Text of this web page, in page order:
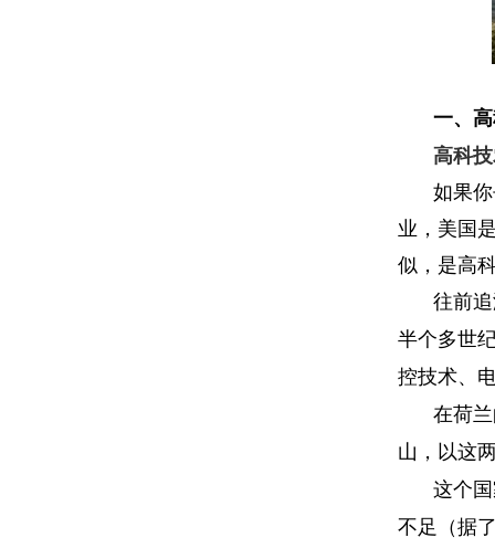
一、
高科
如果
业，美国
似，是高
往前
半个多世
控技术、
在荷
山，以这
这个
不足（据